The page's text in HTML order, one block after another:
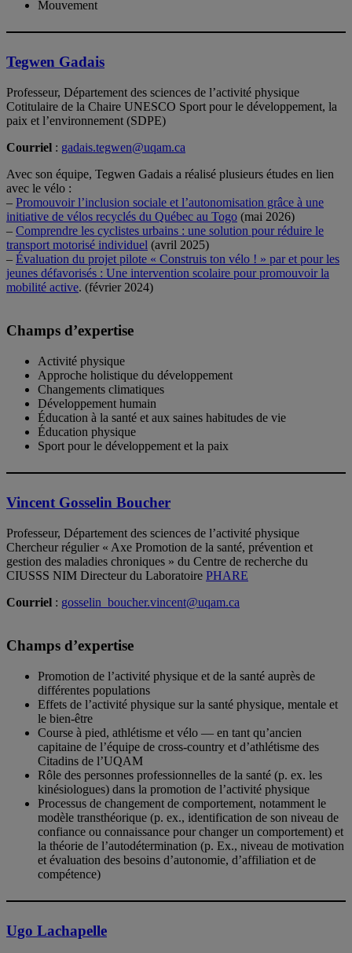
Mouvement
Tegwen Gadais
Professeur, Département des sciences de l’activité physique
Cotitulaire de la Chaire UNESCO Sport pour le développement, la
paix et l’environnement (SDPE)
Courriel : gadais.tegwen@uqam.ca
Avec son équipe, Tegwen Gadais a réalisé plusieurs études en lien
avec le vélo :
– Promouvoir l’inclusion sociale et l’autonomisation grâce à une
initiative de vélos recyclés du Québec au Togo (mai 2026)
– Comprendre les cyclistes urbains : une solution pour réduire le
transport motorisé individuel (avril 2025)
– Évaluation du projet pilote « Construis ton vélo ! » par et pour les
jeunes défavorisés : Une intervention scolaire pour promouvoir la
mobilité active. (février 2024)
Champs d’expertise
Activité physique
Approche holistique du développement
Changements climatiques
Développement humain
Éducation à la santé et aux saines habitudes de vie
Éducation physique
Sport pour le développement et la paix
Vincent Gosselin Boucher
Professeur, Département des sciences de l’activité physique
Chercheur régulier « Axe Promotion de la santé, prévention et
gestion des maladies chroniques » du Centre de recherche du
CIUSSS NIM Directeur du Laboratoire PHARE
Courriel : gosselin_boucher.vincent@uqam.ca
Champs d’expertise
Promotion de l’activité physique et de la santé auprès de
différentes populations
Effets de l’activité physique sur la santé physique, mentale et
le bien-être
Course à pied, athlétisme et vélo — en tant qu’ancien
capitaine de l’équipe de cross-country et d’athlétisme des
Citadins de l’UQAM
Rôle des personnes professionnelles de la santé (p. ex. les
kinésiologues) dans la promotion de l’activité physique
Processus de changement de comportement, notamment le
modèle transthéorique (p. ex., identification de son niveau de
confiance ou connaissance pour changer un comportement) et
la théorie de l’autodétermination (p. Ex., niveau de motivation
et évaluation des besoins d’autonomie, d’affiliation et de
compétence)
Ugo Lachapelle